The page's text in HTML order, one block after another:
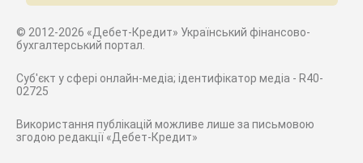
© 2012-2026 «Дебет-Кредит» Український фінансово-
бухгалтерський портал.
Суб'єкт у сфері онлайн-медіа; ідентифікатор медіа - R40-
02725
Використання публікацій можливе лише за письмовою
згодою редакції «Дебет-Кредит»